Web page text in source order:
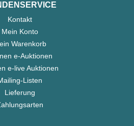
Kontakt
Mein Konto
Warenkorb
e-Auktionen
e-live Auktionen
Listen
Lieferung